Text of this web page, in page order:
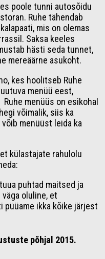
poole tunni autosõidu
Ruhe tähendab
mis on olemas
Saksa keeles
hästi seda tunnet,
mereäärne asukoht.
kes hoolitseb Ruhe
menüü eest,
menüüs on esikohal
võimalik, siis ka
menüüst leida ka
külastajate rahulolu
puhtad maitsed ja
oluline, et
püüame ikka kõike järjest
põhjal 2015.